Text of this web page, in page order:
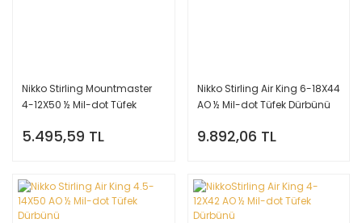
Nikko Stirling Mountmaster
4-12X50 ½ Mil-dot Tüfek
5.495,59 TL
Nikko Stirling Air King 6-18X44
AO ½ Mil-dot Tüfek Dürbünü
9.892,06 TL